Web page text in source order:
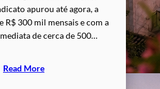
apurou até agora, a
R$ 300 mil mensais e com a
de cerca de 500…
Read More